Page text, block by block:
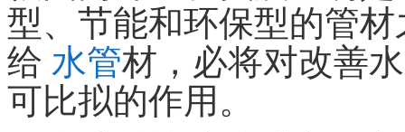
型、节能和环保型的管
给 水管材，必将对改善
可比拟的作用。